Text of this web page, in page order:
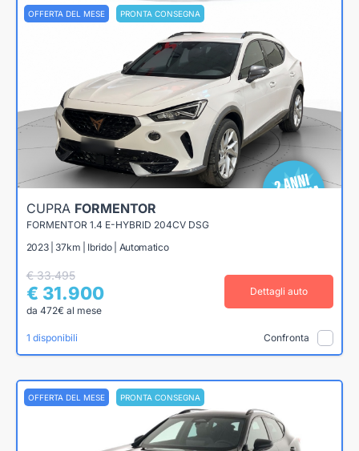
OFFERTA DEL MESE PRONTA CONSEGNA
CUPRA FORMENTOR
FORMENTOR 1.4 E-HYBRID 204CV DSG
2023 | 37km | Ibrido | Automatico
€ 33.495
€ 31.900
da 472€ al mese
Dettagli auto
1 disponibili Confronta
OFFERTA DEL MESE PRONTA CONSEGNA